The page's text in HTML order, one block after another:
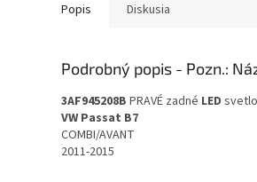
Popis Diskusia
Podrobný popis
3AF945208B PRAVÉ zadné LED svetlo
VW Passat B7
COMBI/AVANT
2011-2015